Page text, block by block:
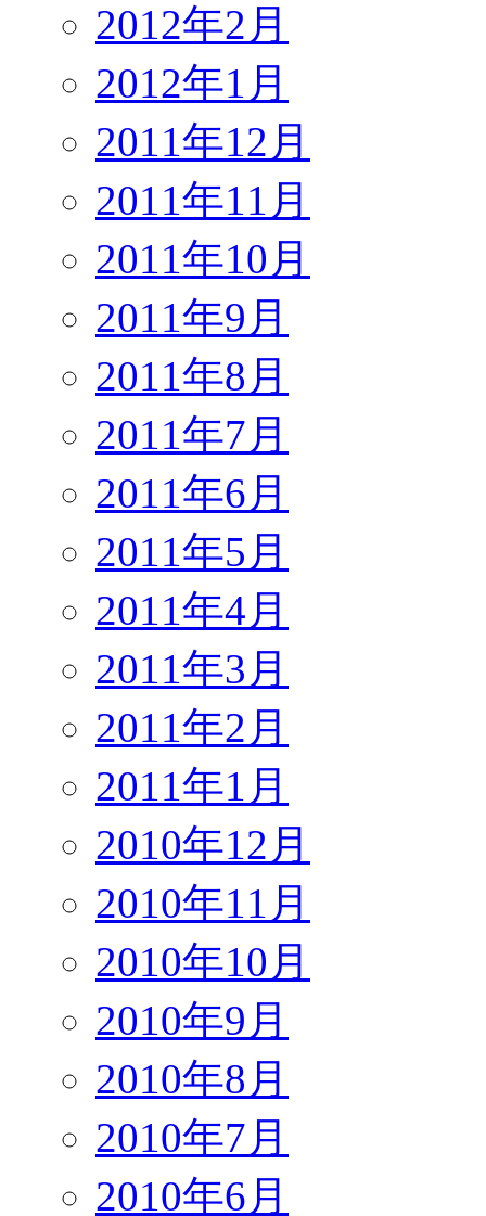
2012年2月
2012年1月
2011年12月
2011年11月
2011年10月
2011年9月
2011年8月
2011年7月
2011年6月
2011年5月
2011年4月
2011年3月
2011年2月
2011年1月
2010年12月
2010年11月
2010年10月
2010年9月
2010年8月
2010年7月
2010年6月